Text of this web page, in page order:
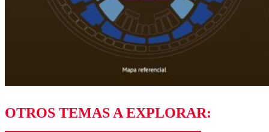
OTROS TEMAS A EXPLORAR: